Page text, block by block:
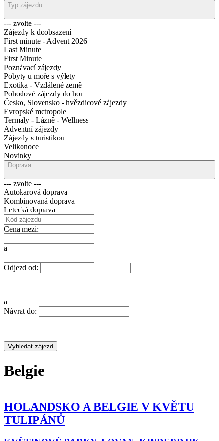
Typ zájezdu
--- zvolte ---
Zájezdy k doobsazení
First minute - Advent 2026
Last Minute
First Minute
Poznávací zájezdy
Pobyty u moře s výlety
Exotika - Vzdálené země
Pohodové zájezdy do hor
Česko, Slovensko - hvězdicové zájezdy
Evropské metropole
Termály - Lázně - Wellness
Adventní zájezdy
Zájezdy s turistikou
Velikonoce
Novinky
Doprava
--- zvolte ---
Autokarová doprava
Kombinovaná doprava
Letecká doprava
Cena mezi:
a
Odjezd od:
a
Návrat do:
Belgie
HOLANDSKO A BELGIE V KVĚTU
TULIPÁNŮ